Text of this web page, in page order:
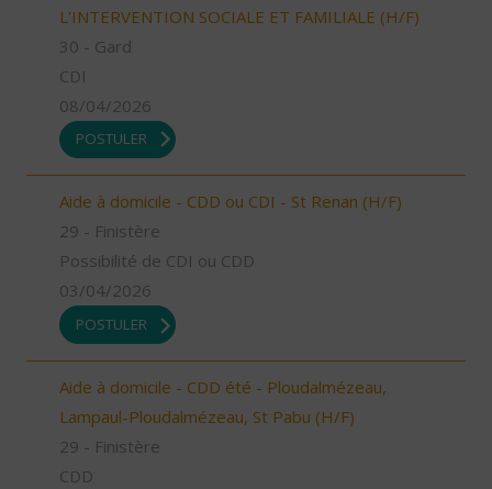
L'INTERVENTION SOCIALE ET FAMILIALE (H/F)
30 - Gard
CDI
08/04/2026
POSTULER
Aide à domicile - CDD ou CDI - St Renan (H/F)
29 - Finistère
Possibilité de CDI ou CDD
03/04/2026
POSTULER
Aide à domicile - CDD été - Ploudalmézeau,
Lampaul-Ploudalmézeau, St Pabu (H/F)
29 - Finistère
CDD